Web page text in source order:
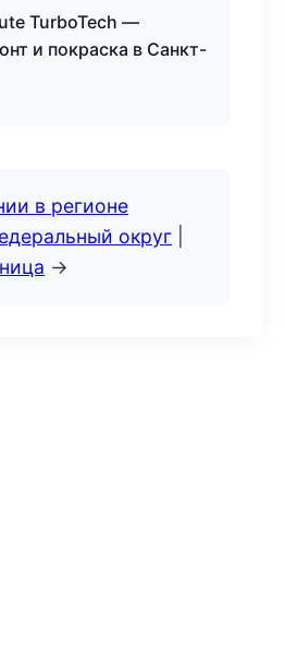
TurboTech —
и покраска в Санкт-
в регионе
округ
→